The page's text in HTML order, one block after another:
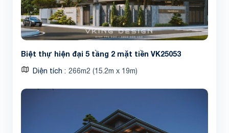
Biệt thự hiện đại 5 tầng 2 mặt tiền VK25053
Diện tích 266m2 (15.2m x 19m)